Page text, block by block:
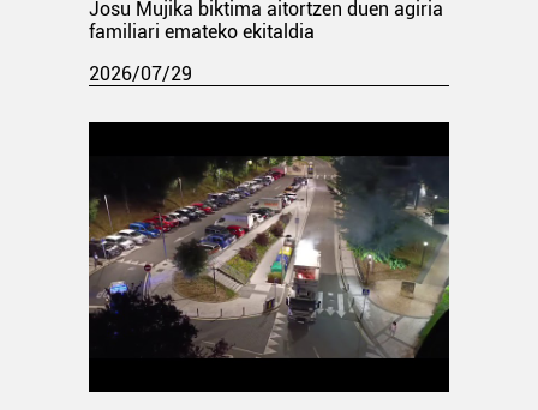
Josu Mujika biktima aitortzen duen agiria
familiari emateko ekitaldia
2026/07/29